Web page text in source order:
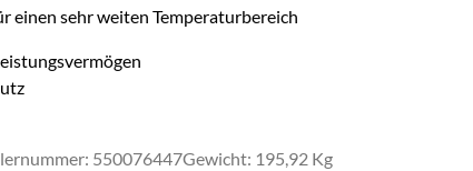
einen sehr weiten Temperaturbereich
550076447Gewicht: 195,92 Kg